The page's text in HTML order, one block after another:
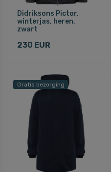
Didriksons Pictor,
winterjas, heren,
zwart
230 EUR
Gratis bezorging